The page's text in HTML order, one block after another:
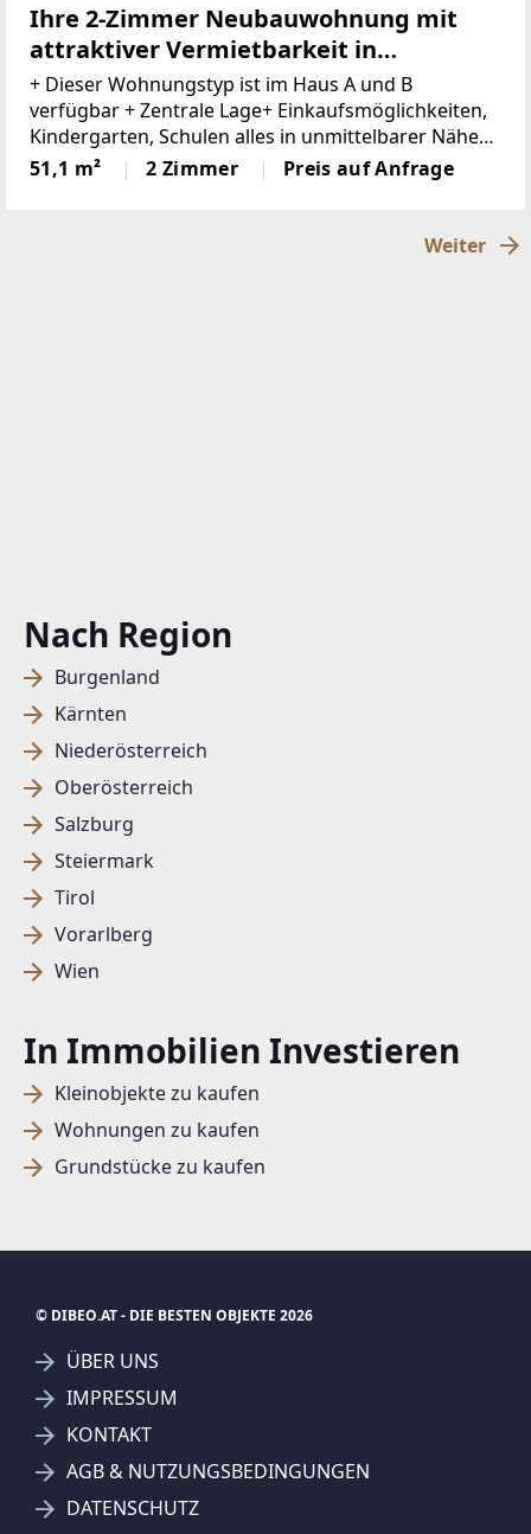
Nach Region
Burgenland
Kärnten
Niederösterreich
Oberösterreich
Salzburg
Steiermark
Tirol
Vorarlberg
Wien
In Immobilien Investieren
Kleinobjekte zu kaufen
Wohnungen zu kaufen
Grundstücke zu kaufen
SUCHAGENT ANLEGEN FÜR DIE
AKTUELLEN SUCHKRITERIEN
Ihre 2-Zimmer Neubauwohnung mit
attraktiver Vermietbarkeit in
Lauterach
+ Dieser Wohnungstyp ist im Haus A und B
verfügbar + Zentrale Lage+ Einkaufsmöglichkeiten,
Kindergarten, Schulen alles in unmittelbarer Nähe+
Fahrradabstellplätze+ Ausreichend
Besucherparkplätze+ Tiefgaragenplatz um €
51,1 m² 2 Zimmer Preis auf Anfrage
Weiter
© DIBEO.AT - DIE BESTEN OBJEKTE 2026
ÜBER UNS
IMPRESSUM
KONTAKT
AGB & NUTZUNGSBEDINGUNGEN
DATENSCHUTZ